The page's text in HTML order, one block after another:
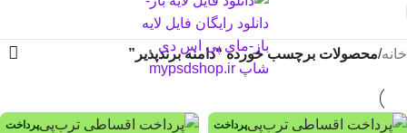
خانه/محصولات برچسب خورده “دامنه برندپذیر”
پرداخت
پرداخت